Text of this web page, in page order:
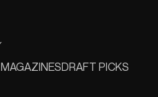
MAGAZINESDRAFT PICKS